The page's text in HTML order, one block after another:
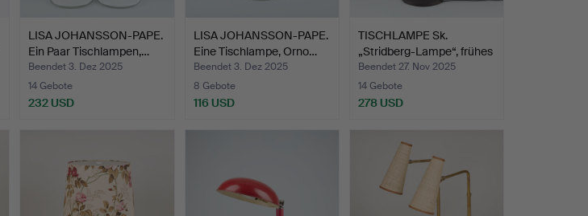
LISA JOHANSSON-PAPE.
Ein Paar Tischlampen,…
Beendet 3. Dez 2025
14 Gebote
232 USD
LISA JOHANSSON-PAPE.
Eine Tischlampe, Orno…
Beendet 3. Dez 2025
8 Gebote
116 USD
TISCHLAMPE Sk.
„Stridberg-Lampe“, frühes
2…
Beendet 27. Nov 2025
14 Gebote
278 USD